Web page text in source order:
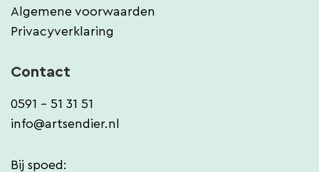
Algemene voorwaarden
Privacyverklaring
Contact
0591 - 51 31 51
info@artsendier.nl
Bij spoed: